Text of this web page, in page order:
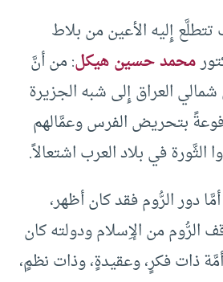
إِليه الأعين من بلاط
محمد حسين هيكل: من أنَّ
العراق إِلى شبه الجزيرة
بتحريض الفرس وعمَّالهم
الثَّورة في بلاد العرب اشتعالاً.
دور الرُّوم فقد كان أظهر،
الرُّوم من الإِسلام ودولته كان
ذات فكرٍ، وعقيدةٍ، وذات نظمٍ،